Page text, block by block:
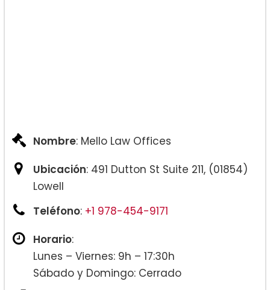
Nombre: Mello Law Offices
Ubicación: 491 Dutton St Suite 211, (01854)
Lowell
Teléfono: +1 978-454-9171
Horario:
Lunes – Viernes: 9h – 17:30h
Sábado y Domingo: Cerrado